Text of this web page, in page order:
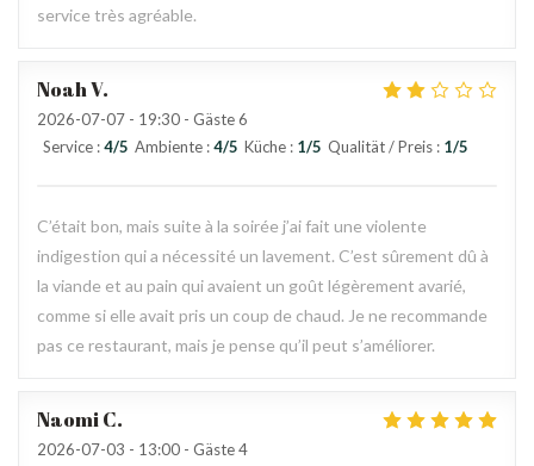
service très agréable.
NoahV
2026-07-07 - 19:30 - Gäste 6
Service :4/5 Ambiente :4/5 Küche : 1/5 Qualität / Preis : 1/5
C’était bon, mais suite à la soirée j’ai fait une violente
indigestion qui a nécessité un lavement. C’est sûrement dû à
la viande et au pain qui avaient un goût légèrement avarié,
comme si elle avait pris un coup de chaud. Je ne recommande
pas ce restaurant, mais je pense qu’il peut s’améliorer.
NaomiC
2026-07-03 - 13:00 - Gäste 4